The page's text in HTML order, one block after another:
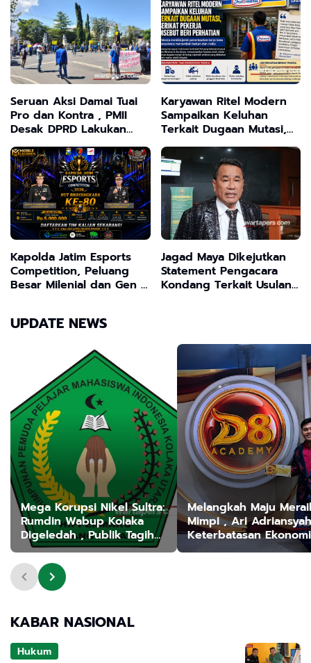
Klarifikasi Secara
Terbuka
Seruan Aksi Damai Tuai
Pro dan Kontra , PMII
Desak DPRD Lakukan
Audit Dua Proyek
Strategis Nasional
Karyawan Ritel Modern
Sampaikan Keluhan
Terkait Dugaan Mutasi,
Serikat Pekerja Disebut
Beri Perhatian
Kapolda Jatim Esports
Competition, Peluang
Besar Milenial dan Gen Z
Jagad Maya Dikejutkan
Statement Pengacara
Kondang Terkait Usulan
UPDATE NEWS
Mega Korupsi Nikel Sultra:
Rumdin Wabup Kolaka
Digeledah , Publik Tagih
Tersangka Utama!"
Melangkah Maju
Mimpi , Ari Adriansyah :
Keterbatasan Ekonomi
Bukan Penghalang
KABAR NASIONAL
Hukum